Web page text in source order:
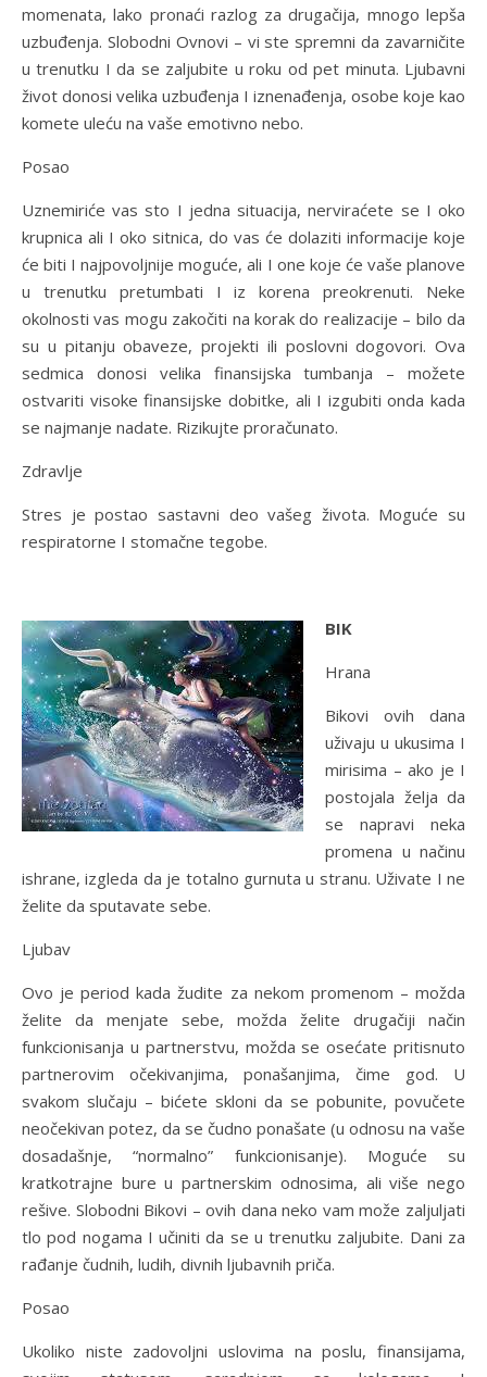
momenata, lako pronaći razlog za drugačija, mnogo lepša
uzbuđenja. Slobodni Ovnovi – vi ste spremni da zavarničite
u trenutku I da se zaljubite u roku od pet minuta. Ljubavni
život donosi velika uzbuđenja I iznenađenja, osobe koje kao
komete uleću na vaše emotivno nebo.
Posao
Uznemiriće vas sto I jedna situacija, nerviraćete se I oko
krupnica ali I oko sitnica, do vas će dolaziti informacije koje
će biti I najpovoljnije moguće, ali I one koje će vaše planove
u trenutku pretumbati I iz korena preokrenuti. Neke
okolnosti vas mogu zakočiti na korak do realizacije – bilo da
su u pitanju obaveze, projekti ili poslovni dogovori. Ova
sedmica donosi velika finansijska tumbanja – možete
ostvariti visoke finansijske dobitke, ali I izgubiti onda kada
se najmanje nadate. Rizikujte proračunato.
Zdravlje
Stres je postao sastavni deo vašeg života. Moguće su
respiratorne I stomačne tegobe.
BIK
Hrana
Bikovi ovih dana
uživaju u ukusima I
mirisima – ako je I
postojala želja da
se napravi neka
promena u načinu
ishrane, izgleda da je totalno gurnuta u stranu. Uživate I ne
želite da sputavate sebe.
Ljubav
Ovo je period kada žudite za nekom promenom – možda
želite da menjate sebe, možda želite drugačiji način
funkcionisanja u partnerstvu, možda se osećate pritisnuto
partnerovim očekivanjima, ponašanjima, čime god. U
svakom slučaju – bićete skloni da se pobunite, povučete
neočekivan potez, da se čudno ponašate (u odnosu na vaše
dosadašnje, “normalno” funkcionisanje). Moguće su
kratkotrajne bure u partnerskim odnosima, ali više nego
rešive. Slobodni Bikovi – ovih dana neko vam može zaljuljati
tlo pod nogama I učiniti da se u trenutku zaljubite. Dani za
rađanje čudnih, ludih, divnih ljubavnih priča.
Posao
Ukoliko niste zadovoljni uslovima na poslu, finansijama,